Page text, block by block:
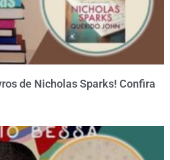
de Nicholas Sparks! Confira